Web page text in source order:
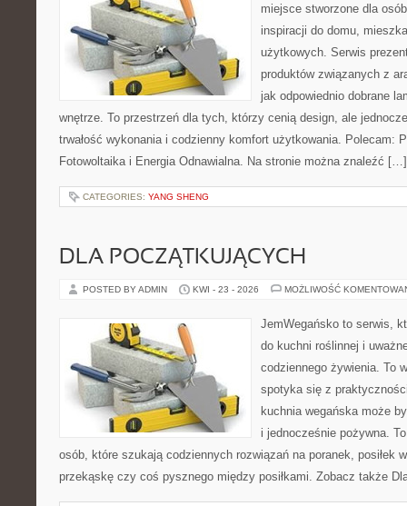
miejsce stworzone dla
inspiracji do domu,
użytkowych. Serwis
produktów związanych z
jak odpowiednio dobrane
wnętrze. To przestrzeń dla tych, którzy cenią design, ale
trwałość wykonania i codzienny komfort użytkowania. Polecam:
Fotowoltaika i Energia Odnawialna. Na stronie można znaleźć […]
CATEGORIES: YANG SHENG
DLA POCZĄTKUJĄCYCH
POSTED BY ADMIN KWI - 23 - 2026 MOŻLIWOŚĆ
JemWegańsko to serwis,
do kuchni roślinnej i
codziennego żywienia. To
spotyka się z
kuchnia wegańska może
i jednocześnie pożywna.
osób, które szukają codziennych rozwiązań na poranek, posiłek
przekąskę czy coś pysznego między posiłkami. Zobacz także